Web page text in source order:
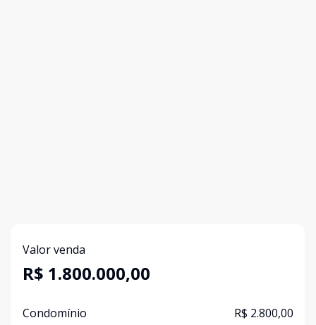
Valor venda
R$ 1.800.000,00
Condomínio R$ 2.800,00